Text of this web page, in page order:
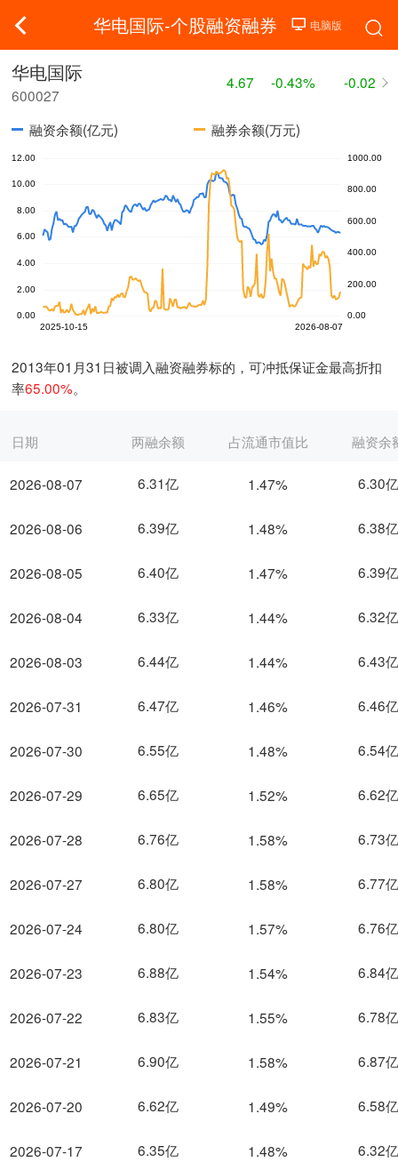
华电国际-个股融资融券
华电国际
600027
4.67 -0.43% -0.02
融资余额(亿元) 融券余额(万元)
2013年01月31日被调入融资融券标的，可冲抵保证金最高折扣
率65.00%。
日期
2026-08-07
2026-08-06
2026-08-05
2026-08-04
2026-08-03
2026-07-31
2026-07-30
2026-07-29
2026-07-28
2026-07-27
2026-07-24
2026-07-23
2026-07-22
2026-07-21
2026-07-20
2026-07-17
两融余额 占流通市值比 融资余
6.31亿 1.47% 6.30亿
6.39亿 1.48% 6.38亿
6.40亿 1.47% 6.39亿
6.33亿 1.44% 6.32亿
6.44亿 1.44% 6.43亿
6.47亿 1.46% 6.46亿
6.55亿 1.48% 6.54亿
6.65亿 1.52% 6.62亿
6.76亿 1.58% 6.73亿
6.80亿 1.58% 6.77亿
6.80亿 1.57% 6.76亿
6.88亿 1.54% 6.84亿
6.83亿 1.55% 6.78亿
6.90亿 1.58% 6.87亿
6.62亿 1.49% 6.58亿
6.35亿 1.48% 6.32亿